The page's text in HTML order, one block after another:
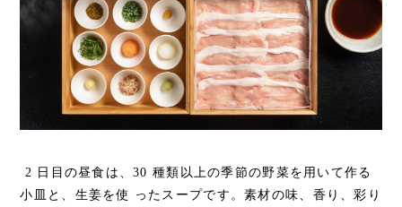
2 日目の昼食は、30 種類以上の季節の野菜を用いて作る
小皿と、生姜を使 ったスープです。素材の味、香り、彩り